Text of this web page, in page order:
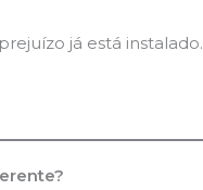
já está instalado.